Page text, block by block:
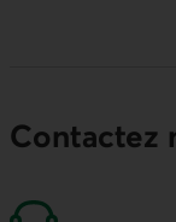
Contactez